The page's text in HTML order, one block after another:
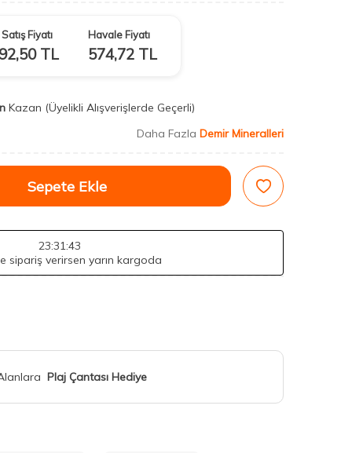
Satış Fiyatı
TL
Havale Fiyatı
574,72 TL
Kazan (Üyelikli Alışverişlerde Geçerli)
Daha Fazla Demir Mineralleri
Sepete Ekle
23:31:42
sipariş verirsen yarın kargoda
Plaj Çantası Hediye